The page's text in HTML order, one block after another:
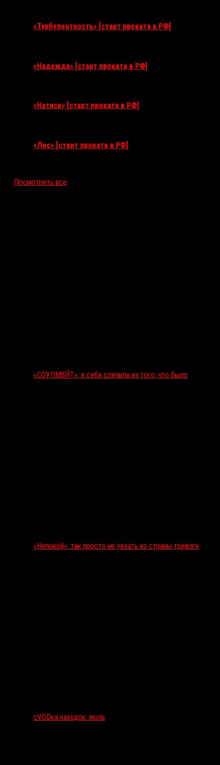
«Турбулентность» [старт проката в РФ]
«Надежда» [старт проката в РФ]
«Натиск» [старт проката в РФ]
«Лес» [старт проката в РФ]
Посмотреть все
«СОУЛМ8ЙТ»: я себя слепила из того, что было
«Непокой»: так просто не уехать из страны тревоги
сVODка находок: июль